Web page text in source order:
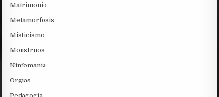
Matrimonio
Metamorfosis
Misticismo
Monstruos
Ninfomania
Orgias
Pedagogia